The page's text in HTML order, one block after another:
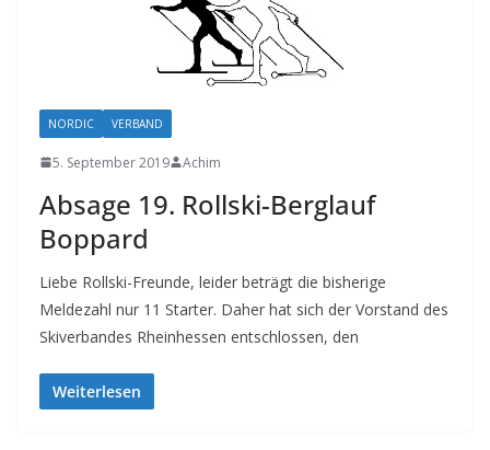
NORDIC VERBAND
5. September 2019 Achim
Absage 19. Rollski-Berglauf
Boppard
Liebe Rollski-Freunde, leider beträgt die bisherige
Meldezahl nur 11 Starter. Daher hat sich der Vorstand des
Skiverbandes Rheinhessen entschlossen, den
Weiterlesen